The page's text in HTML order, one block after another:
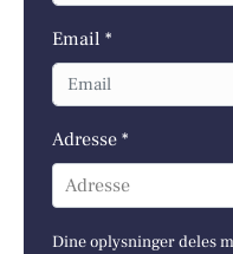
Email *
Adresse *
Adresse
Dine oplysninger deles